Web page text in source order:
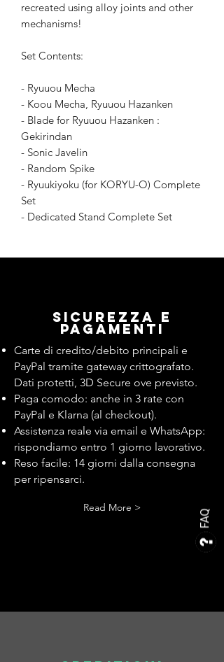
FAQ
recreated using alloy joints and other
mechanisms!
Set Contents:
- Ryuuou Mecha
- Koou Mecha, Ryuuou Hazanken
- Blade for Ryuuou Hazanken :
Gekirindan
- Sonic Javelin
- Random Spike
- Ryuukiyoku (for KORYU-O) Complete
Set
- Dedicated Stand Complete Set
Sicurezza e
pagamenti
Carte di credito/debito principali e
PayPal tramite gateway crittografato.
Dati protetti, 3D Secure ove previsto.
Paga comodo: anche in 3 rate con
PayPal e Klarna (al checkout).
Assistenza reale via email e WhatsApp:
rispondiamo entro 1 giorno lavorativo.
Reso facile: 14 giorni dalla consegna
per ripensarci.
Read More >